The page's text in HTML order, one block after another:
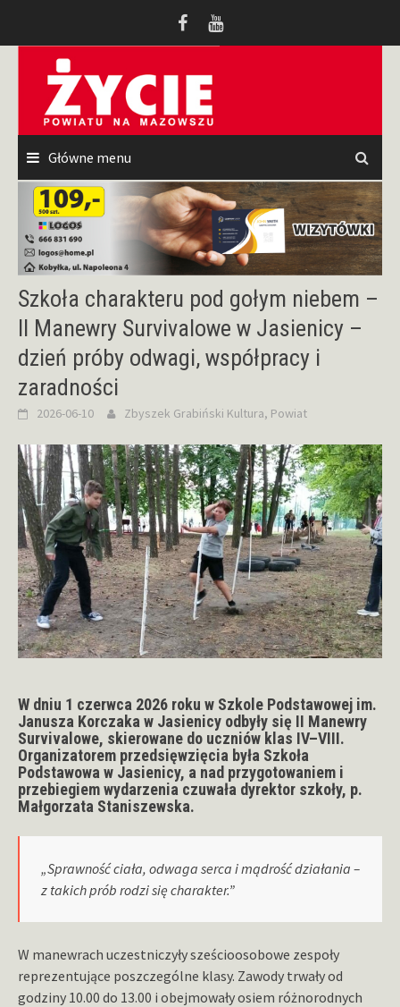
Główne menu
Szkoła charakteru pod gołym niebem –
II Manewry Survivalowe w Jasienicy –
dzień próby odwagi, współpracy i
zaradności
2026-06-10 Zbyszek Grabiński Kultura, Powiat
W dniu 1 czerwca 2026 roku w Szkole Podstawowej im.
Janusza Korczaka w Jasienicy odbyły się II Manewry
Survivalowe, skierowane do uczniów klas IV–VIII.
Organizatorem przedsięwzięcia była Szkoła
Podstawowa w Jasienicy, a nad przygotowaniem i
przebiegiem wydarzenia czuwała dyrektor szkoły, p.
Małgorzata Staniszewska.
„Sprawność ciała, odwaga serca i mądrość działania –
z takich prób rodzi się charakter.”
W manewrach uczestniczyły sześcioosobowe zespoły
reprezentujące poszczególne klasy. Zawody trwały od
godziny 10.00 do 13.00 i obejmowały osiem różnorodnych